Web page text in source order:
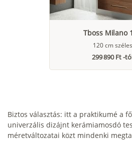
Tboss Milano
120 cm széles
299 890 Ft -
Biztos választás: itt a praktikumé a
univerzális dizájnt kerámiamosdó
méretváltozatai közt mindenki